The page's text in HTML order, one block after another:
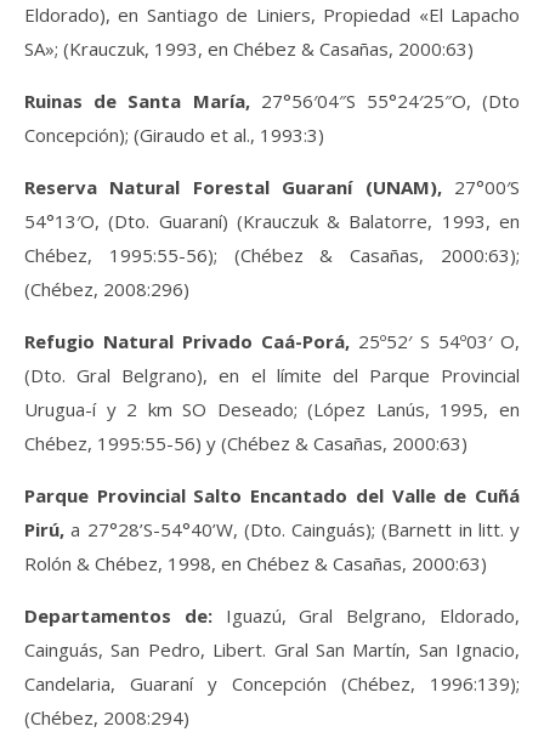
Eldorado), en Santiago de Liniers, Propiedad «El Lapacho
SA»; (Krauczuk, 1993, en Chébez & Casañas, 2000:63)
Ruinas de Santa María,27°56′04″S 55°24′25″O, (Dto
Concepción); (Giraudo et al., 1993:3)
Reserva Natural Forestal Guaraní (UNAM),27°00′S
54°13′O, (Dto. Guaraní) (Krauczuk & Balatorre, 1993, en
Chébez, 1995:55-56); (Chébez & Casañas, 2000:63);
(Chébez, 2008:296)
Refugio Natural Privado Caá-Porá, 25º52′ S 54º03′ O,
(Dto. Gral Belgrano), en el límite del Parque Provincial
Urugua-í y 2 km SO Deseado; (López Lanús, 1995, en
Chébez, 1995:55-56) y (Chébez & Casañas, 2000:63)
Parque Provincial Salto Encantado del Valle de Cuñá
Pirú, a 27°28’S-54°40’W, (Dto. Cainguás); (Barnett in litt. y
Rolón & Chébez, 1998, en Chébez & Casañas, 2000:63)
Departamentos de:Iguazú, Gral Belgrano, Eldorado,
Cainguás, San Pedro, Libert. Gral San Martín, San Ignacio,
Candelaria, Guaraní y Concepción (Chébez, 1996:139);
(Chébez, 2008:294)